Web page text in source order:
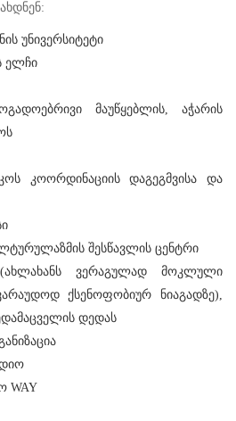
უნივერსიტეტი
ელჩი
მაუწყებლის, აჭარის
კოორდინაციის დაგეგმვისა და
შესწავლის ცენტრი
ვერაგულად მოკლული
ქსენოფობიურ ნიაგადზე),
დედას
WAY